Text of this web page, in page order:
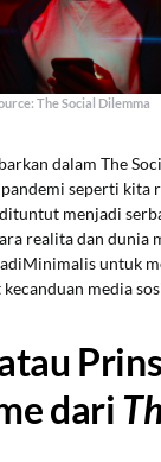
The Social Dilemma
dalam The
seperti kita
menjadi
realita dan dunia
untuk
media
dari